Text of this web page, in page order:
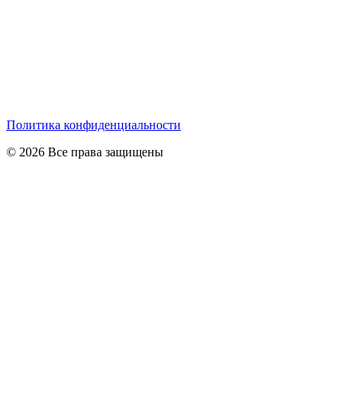
Политика конфиденциальности
© 2026 Все права защищены